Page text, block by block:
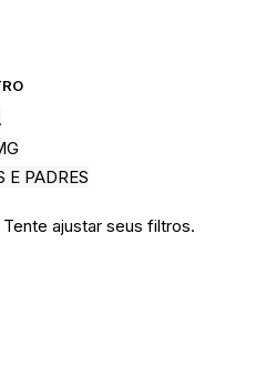
E PADRES
ajustar seus filtros.